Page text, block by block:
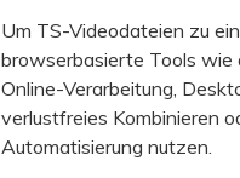
Um TS-Videodateien zu
browserbasierte Tools wie
Online-Verarbeitung,
verlustfreies Kombinieren
Automatisierung nutzen.